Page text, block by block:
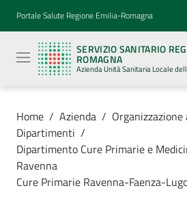
Vai al contenuto
Vai alla navigazione
Vai al footer
Portale Salute Regione Emilia-Romagna
SERVIZIO SANITARIO
ROMAGNA
Azienda Unità Sanitaria Locale
Sanitario
Regionale
Emilia-
Romagna
Azienda
Sanitaria
Locale della
Romagna
Azienda
Home / Azienda / Organizzazione
Dipartimenti /
Dipartimento Cure Primarie e
Ravenna
Cure Primarie Ravenna-Faenza-